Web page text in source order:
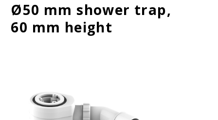
Ø50 mm shower trap,
60 mm height